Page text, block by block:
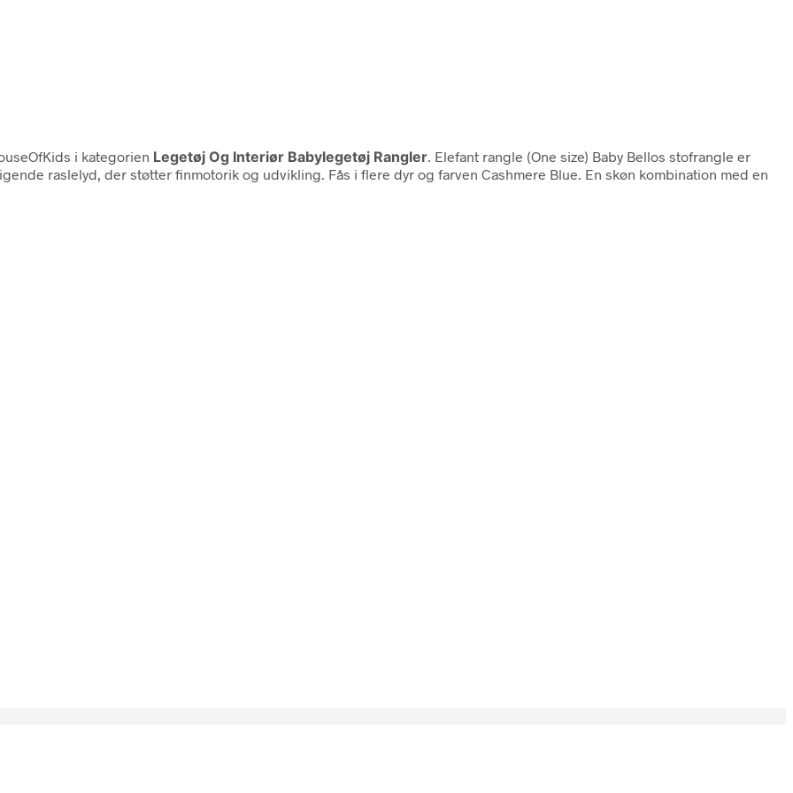
i kategorien Legetøj Og Interiør Babylegetøj Rangler . Elefant rangle (One size) Baby Bellos stofrangle er
raslelyd, der støtter finmotorik og udvikling. Fås i flere dyr og farven Cashmere Blue. En skøn kombination med en